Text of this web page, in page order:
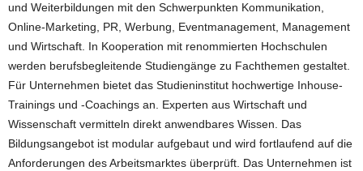
und Weiterbildungen mit den Schwerpunkten Kommunikation,
Online-Marketing, PR, Werbung, Eventmanagement, Management
und Wirtschaft. In Kooperation mit renommierten Hochschulen
werden berufsbegleitende Studiengänge zu Fachthemen gestaltet.
Für Unternehmen bietet das Studieninstitut hochwertige Inhouse-
Trainings und -Coachings an. Experten aus Wirtschaft und
Wissenschaft vermitteln direkt anwendbares Wissen. Das
Bildungsangebot ist modular aufgebaut und wird fortlaufend auf die
Anforderungen des Arbeitsmarktes überprüft. Das Unternehmen ist